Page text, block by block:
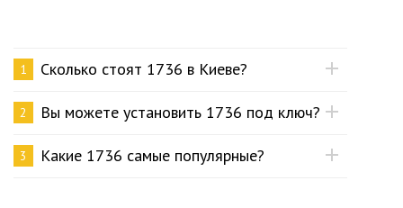
1 Сколько стоят 1736 в Киеве?
2 Вы можете установить 1736 под ключ?
3 Какие 1736 самые популярные?